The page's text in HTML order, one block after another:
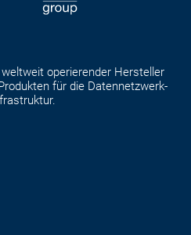
operierender Hersteller
für die Datennetzwerk-